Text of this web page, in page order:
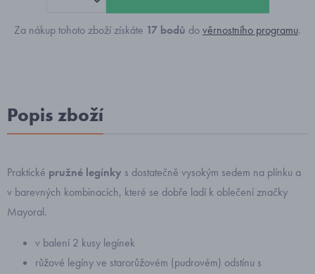
Za nákup tohoto zboží získáte 17 bodů dověrnostního programu.
Popis zboží
Praktické pružné legínky s dostatečně vysokým sedem na plínku a
v barevných kombinacích, které se dobře ladí k oblečení značky
Mayoral.
v balení 2 kusy legínek
růžové legíny ve starorůžovém (pudrovém) odstínu s